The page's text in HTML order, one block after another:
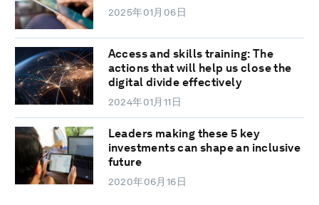
2025年01月06日
Access and skills training: The
actions that will help us close the
digital divide effectively
2024年01月11日
Leaders making these 5 key
investments can shape an inclusive
future
2020年06月16日